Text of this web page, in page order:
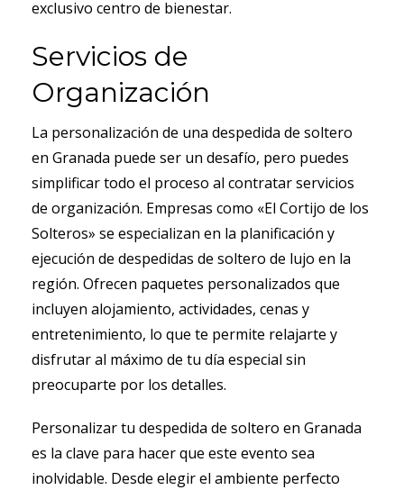
exclusivo centro de bienestar.
Servicios de
Organización
La personalización de una despedida de soltero
en Granada puede ser un desafío, pero puedes
simplificar todo el proceso al contratar servicios
de organización. Empresas como «El Cortijo de los
Solteros» se especializan en la planificación y
ejecución de despedidas de soltero de lujo en la
región. Ofrecen paquetes personalizados que
incluyen alojamiento, actividades, cenas y
entretenimiento, lo que te permite relajarte y
disfrutar al máximo de tu día especial sin
preocuparte por los detalles.
Personalizar tu despedida de soltero en Granada
es la clave para hacer que este evento sea
inolvidable. Desde elegir el ambiente perfecto